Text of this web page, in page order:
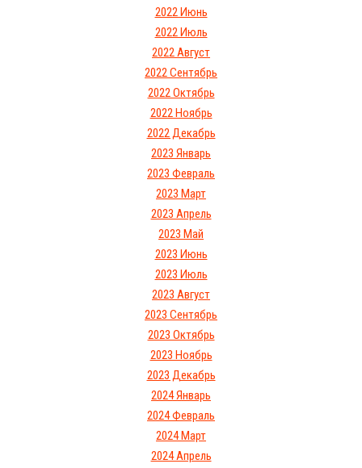
2022 Июнь
2022 Июль
2022 Август
2022 Сентябрь
2022 Октябрь
2022 Ноябрь
2022 Декабрь
2023 Январь
2023 Февраль
2023 Март
2023 Апрель
2023 Май
2023 Июнь
2023 Июль
2023 Август
2023 Сентябрь
2023 Октябрь
2023 Ноябрь
2023 Декабрь
2024 Январь
2024 Февраль
2024 Март
2024 Апрель